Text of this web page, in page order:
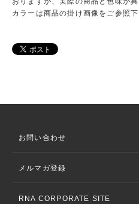
カラーは商品の掛け画像をご参照下
お問い合わせ
メルマガ登録
RNA CORPORATE SITE